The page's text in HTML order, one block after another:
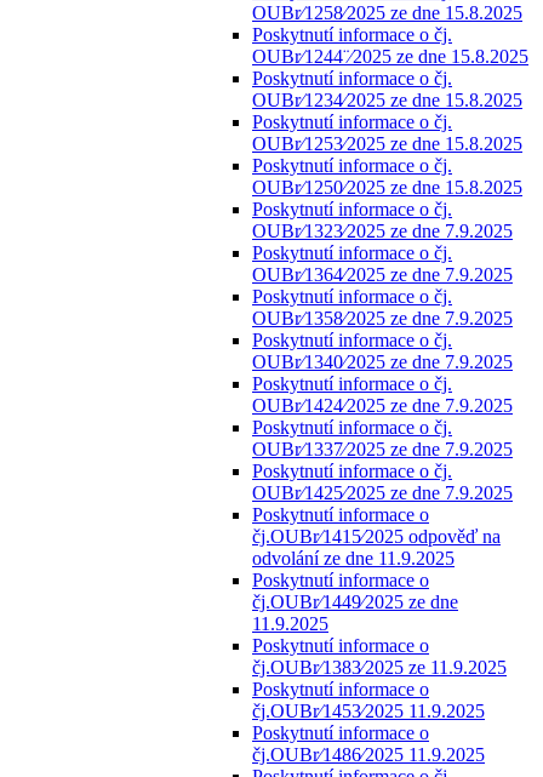
OUBr⁄1258⁄2025 ze dne 15.8.2025
Poskytnutí informace o čj.
OUBr⁄1244¨⁄2025 ze dne 15.8.2025
Poskytnutí informace o čj.
OUBr⁄1234⁄2025 ze dne 15.8.2025
Poskytnutí informace o čj.
OUBr⁄1253⁄2025 ze dne 15.8.2025
Poskytnutí informace o čj.
OUBr⁄1250⁄2025 ze dne 15.8.2025
Poskytnutí informace o čj.
OUBr⁄1323⁄2025 ze dne 7.9.2025
Poskytnutí informace o čj.
OUBr⁄1364⁄2025 ze dne 7.9.2025
Poskytnutí informace o čj.
OUBr⁄1358⁄2025 ze dne 7.9.2025
Poskytnutí informace o čj.
OUBr⁄1340⁄2025 ze dne 7.9.2025
Poskytnutí informace o čj.
OUBr⁄1424⁄2025 ze dne 7.9.2025
Poskytnutí informace o čj.
OUBr⁄1337⁄2025 ze dne 7.9.2025
Poskytnutí informace o čj.
OUBr⁄1425⁄2025 ze dne 7.9.2025
Poskytnutí informace o
čj.OUBr⁄1415⁄2025 odpověď na
odvolání ze dne 11.9.2025
Poskytnutí informace o
čj.OUBr⁄1449⁄2025 ze dne
11.9.2025
Poskytnutí informace o
čj.OUBr⁄1383⁄2025 ze 11.9.2025
Poskytnutí informace o
čj.OUBr⁄1453⁄2025 11.9.2025
Poskytnutí informace o
čj.OUBr⁄1486⁄2025 11.9.2025